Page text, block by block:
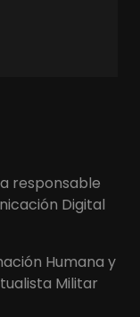
responsable
Digital
Humana y
Militar